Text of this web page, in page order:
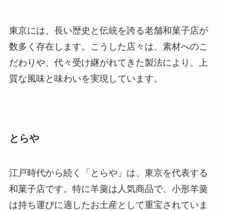
東京には、長い歴史と伝統を誇る老舗和菓子店が
数多く存在します。こうした店々は、素材へのこ
だわりや、代々受け継がれてきた製法により、上
質な風味と味わいを実現しています。
とらや
江戸時代から続く「とらや」は、東京を代表する
和菓子店です。特に羊羹は人気商品で、小形羊羹
は持ち運びに適したお土産として重宝されていま